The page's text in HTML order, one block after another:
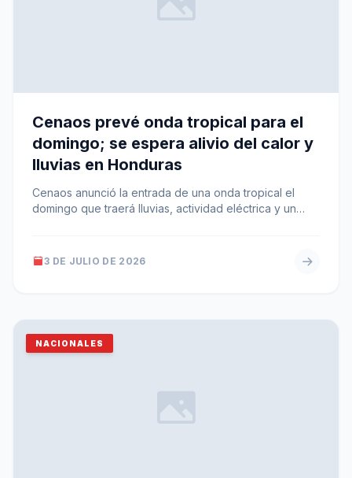
Cenaos prevé onda tropical para el
domingo; se espera alivio del calor y
lluvias en Honduras
Cenaos anunció la entrada de una onda tropical el
domingo que traerá lluvias, actividad eléctrica y un
3 DE JULIO DE 2026
NACIONALES